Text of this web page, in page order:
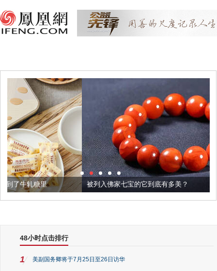
被列入佛家七宝的它到底有多美？
48小时点击排行
1 美副国务卿将于7月25日至26日访华